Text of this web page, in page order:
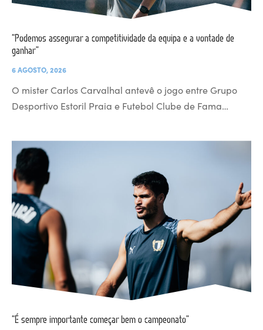
“Podemos assegurar a competitividade da equipa e a vontade de
ganhar”
6 AGOSTO, 2026
O mister Carlos Carvalhal antevê o jogo entre Grupo
Desportivo Estoril Praia e Futebol Clube de Fama…
“É sempre importante começar bem o campeonato”